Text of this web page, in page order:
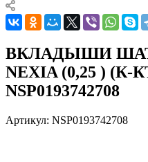
ВКЛАДЫШИ
NEXIA (0,25 ) (К-
NSP0193742708
Артикул: NSP0193742708